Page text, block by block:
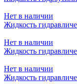
Нет в наличии
Жидкость
Нет в наличии
Жидкость
Нет в наличии
Жидкость